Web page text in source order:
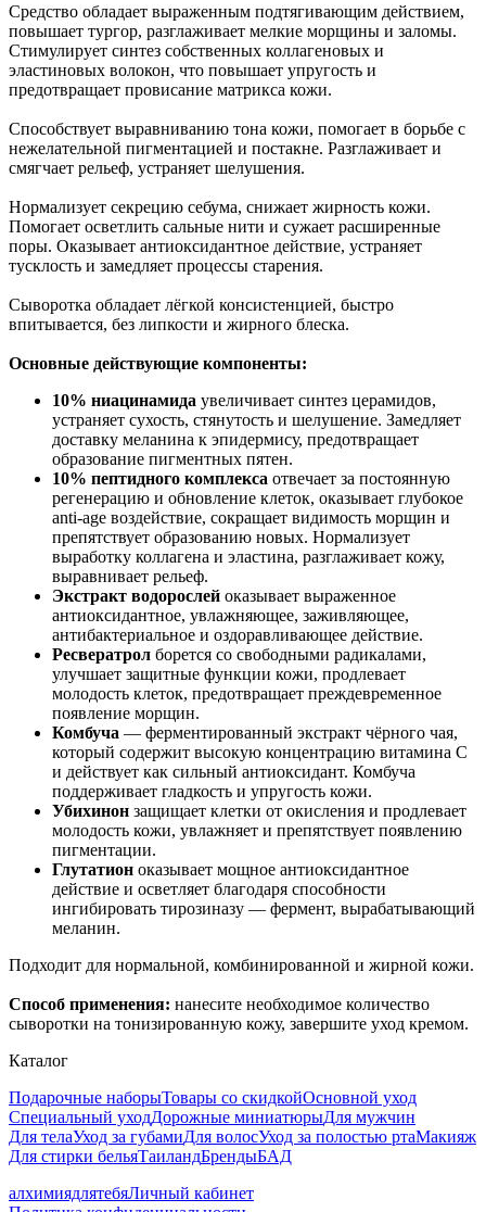
Средство обладает выраженным подтягивающим действием,
повышает тургор, разглаживает мелкие морщины и заломы.
Стимулирует синтез собственных коллагеновых и
эластиновых волокон, что повышает упругость и
предотвращает провисание матрикса кожи.
Способствует выравниванию тона кожи, помогает в борьбе с
нежелательной пигментацией и постакне. Разглаживает и
смягчает рельеф, устраняет шелушения.
Нормализует секрецию себума, снижает жирность кожи.
Помогает осветлить сальные нити и сужает расширенные
поры. Оказывает антиоксидантное действие, устраняет
тусклость и замедляет процессы старения.
Сыворотка обладает лёгкой консистенцией, быстро
впитывается, без липкости и жирного блеска.
Основные действующие компоненты:
10% ниацинамида увеличивает синтез церамидов,
устраняет сухость, стянутость и шелушение. Замедляет
доставку меланина к эпидермису, предотвращает
образование пигментных пятен.
10% пептидного комплекса отвечает за постоянную
регенерацию и обновление клеток, оказывает глубокое
anti-age воздействие, сокращает видимость морщин и
препятствует образованию новых. Нормализует
выработку коллагена и эластина, разглаживает кожу,
выравнивает рельеф.
Экстракт водорослей оказывает выраженное
антиоксидантное, увлажняющее, заживляющее,
антибактериальное и оздоравливающее действие.
Ресвератрол борется со свободными радикалами,
улучшает защитные функции кожи, продлевает
молодость клеток, предотвращает преждевременное
появление морщин.
Комбуча — ферментированный экстракт чёрного чая,
который содержит высокую концентрацию витамина C
и действует как сильный антиоксидант. Комбуча
поддерживает гладкость и упругость кожи.
Убихинон защищает клетки от окисления и продлевает
молодость кожи, увлажняет и препятствует появлению
пигментации.
Глутатион оказывает мощное антиоксидантное
действие и осветляет благодаря способности
ингибировать тирозиназу — фермент, вырабатывающий
меланин.
Подходит для нормальной, комбинированной и жирной кожи.
Способ применения: нанесите необходимое количество
сыворотки на тонизированную кожу, завершите уход кремом.
Каталог
Подарочные наборыТовары со скидкойОсновной уход
Специальный уходДорожные миниатюрыДля мужчин
Для телаУход за губамиДля волосУход за полостью ртаМакияж
Для стирки бельяТаиландБрендыБАД
алхимиядлятебяЛичный кабинет